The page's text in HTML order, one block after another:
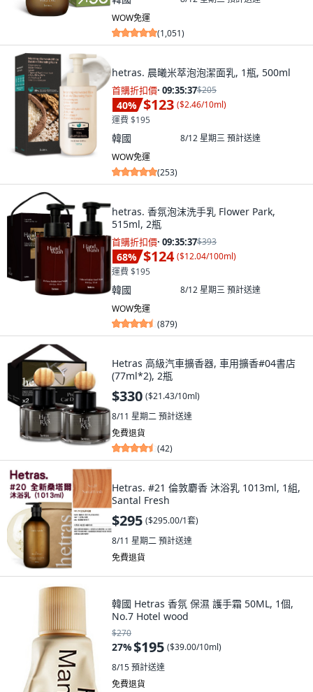
WOW免運
(1,051)
hetras. 晨曦米萃泡泡潔面乳, 1瓶, 500ml
首購折扣價· 09:35:36$205
40% $123 ($2.46/10ml)
運費 $195
韓國 8/12 星期三預計送達
WOW免運
(253)
hetras. 香氛泡沫洗手乳 Flower Park,
515ml, 2瓶
首購折扣價· 09:35:36$393
68% $124 ($12.04/100ml)
運費 $195
韓國 8/12 星期三預計送達
WOW免運
(879)
Hetras 高級汽車擴香器, 車用擴香#04書店
(77ml*2), 2瓶
$330 ($21.43/10ml)
8/11 星期二預計送達
免費退貨
(42)
Hetras. #21 倫敦麝香 沐浴乳 1013ml, 1組,
Santal Fresh
$295 ($295.00/1套)
8/11 星期二預計送達
免費退貨
韓國 Hetras 香氛 保濕 護手霜 50ML, 1個,
No.7 Hotel wood
$270
27%$195 ($39.00/10ml)
8/15預計送達
免費退貨